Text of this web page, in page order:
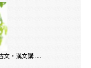
文・漢文講 ....